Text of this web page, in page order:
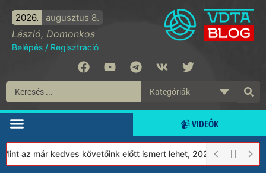
2026. augusztus 8.
László, Domonkos
Belépés / Regisztráció
📹 VIDEÓK
az már kedves követőink előtt ismert lehet, 2023-tól a Védett